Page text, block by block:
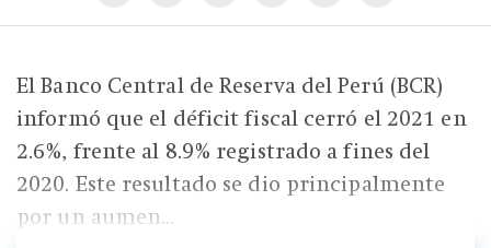
Economía y Finanzas
Legal y Política
Eventos
El Banco Central de Reserva del Perú (BCR)
informó que el déficit fiscal cerró el 2021 en
2.6%, frente al 8.9% registrado a fines del
2020. Este resultado se dio principalmente
por un aumen...